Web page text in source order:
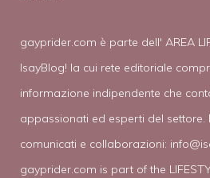
gayprider.com è parte dell' AREA
IsayBlog! la cui rete editoriale
informazione indipendente che
appassionati ed esperti del settore.
comunicati e collaborazioni:
gayprider.com is part of the